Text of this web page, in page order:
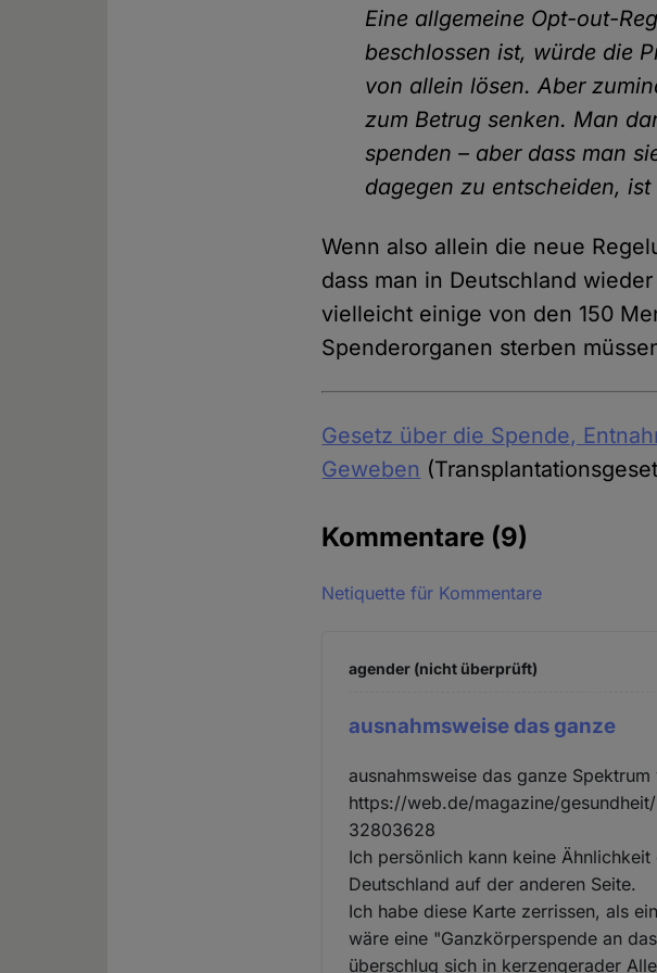
Eine allgemeine Opt-out-
beschlossen ist, würde die
von allein lösen. Aber
zum Betrug senken. Man
spenden – aber dass man
dagegen zu entscheiden,
Wenn also allein die neue
dass man in Deutschland
vielleicht einige von den 150
Spenderorganen sterben
Gesetz über die Spende,
Geweben
Kommentare (9)
Netiquette für Kommentare
agender (nicht überprüft)
ausnahmsweise das ganze
ausnahmsweise das ganze
https://web.de/magazine/
32803628
Ich persönlich kann keine
Deutschland auf der anderen Seite.
Ich habe diese Karte zerrissen, als
wäre eine "Ganzkörperspende an
überschlug sich in kerzengerader